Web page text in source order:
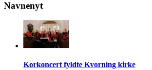
Navnenyt
Korkoncert fyldte Kvorning kirke